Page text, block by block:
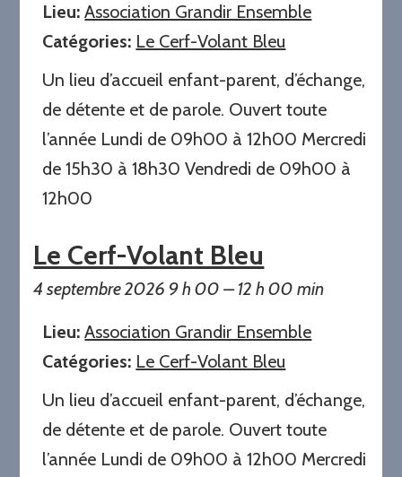
Lieu: Association Grandir Ensemble
Catégories: Le Cerf-Volant Bleu
Un lieu d’accueil enfant-parent, d’échange,
de détente et de parole. Ouvert toute
l’année Lundi de 09h00 à 12h00 Mercredi
de 15h30 à 18h30 Vendredi de 09h00 à
12h00
Le Cerf-Volant Bleu
4 septembre 2026 9 h 00 –12 h 00 min
Lieu: Association Grandir Ensemble
Catégories: Le Cerf-Volant Bleu
Un lieu d’accueil enfant-parent, d’échange,
de détente et de parole. Ouvert toute
l’année Lundi de 09h00 à 12h00 Mercredi